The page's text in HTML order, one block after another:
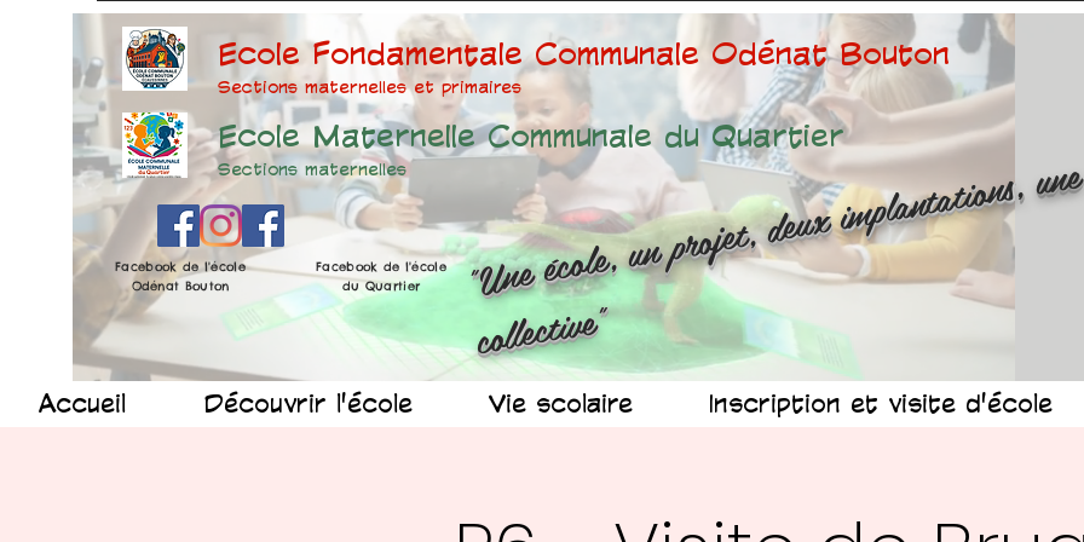
Ecole Fondamentale Communale Odénat Bouton
Sections maternelles et primaires
Ecole Maternelle Communale du Quartier
Sections maternelles ne
n
x
"
Facebook de l'école
Odénat Bouton
Facebook de l'école
du Quartier
Accueil Découvrir l'école Vie scolaire Inscription et visite d'école